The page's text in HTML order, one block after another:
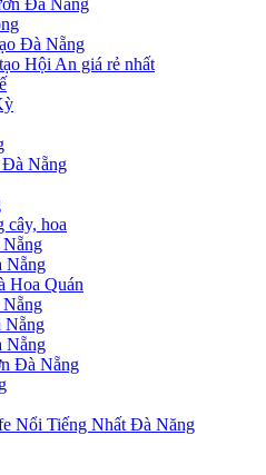
Đà Nẵng
Đà Nẵng
Hội An giá rẻ nhất
Nẵng
cây, hoa
Nẵng
Hoa Quán
Nẵng
Nẵng
Đà Nẵng
Nổi Tiếng Nhất Đà Năng